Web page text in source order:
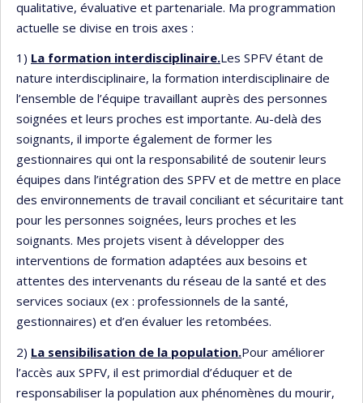
qualitative, évaluative et partenariale. Ma programmation
actuelle se divise en trois axes :
1) La formation interdisciplinaire.Les SPFV étant de
nature interdisciplinaire, la formation interdisciplinaire de
l’ensemble de l’équipe travaillant auprès des personnes
soignées et leurs proches est importante. Au-delà des
soignants, il importe également de former les
gestionnaires qui ont la responsabilité de soutenir leurs
équipes dans l’intégration des SPFV et de mettre en place
des environnements de travail conciliant et sécuritaire tant
pour les personnes soignées, leurs proches et les
soignants. Mes projets visent à développer des
interventions de formation adaptées aux besoins et
attentes des intervenants du réseau de la santé et des
services sociaux (ex : professionnels de la santé,
gestionnaires) et d’en évaluer les retombées.
2) La sensibilisation de la population.Pour améliorer
l’accès aux SPFV, il est primordial d’éduquer et de
responsabiliser la population aux phénomènes du mourir,